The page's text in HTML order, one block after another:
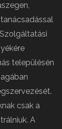
településén
csak a
A